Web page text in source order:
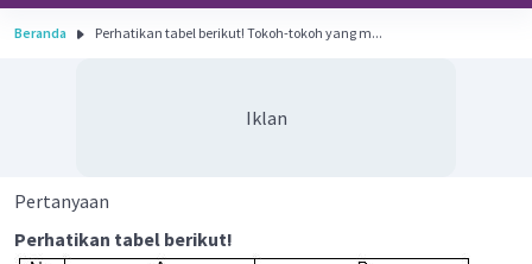
Beranda Perhatikan tabel berikut! Tokoh-tokoh yang m...
Iklan
Pertanyaan
Perhatikan tabel berikut!